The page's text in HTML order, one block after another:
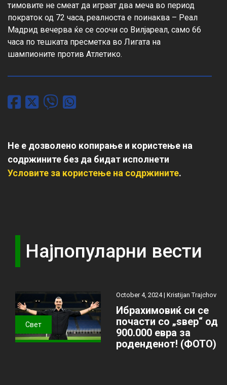
тимовите не смеат да играат два меча во период
пократок од 72 часа, реалноста е поинаква – Реал
Мадрид вечерва ќе се соочи со Вилјареал, само 66
часа по тешката пресметка во Лигата на
шампионите против Атлетико.
Не е дозволено копирање и користење на
содржините без да бидат исполнети
Условите за користење на содржините.
Најпопуларни вести
Свет
October 4, 2024 |Kristijan Trajchov
Ибрахимовиќ си се
почасти со „ѕвер“ од
900.000 евра за
роденденот! (ФОТО)